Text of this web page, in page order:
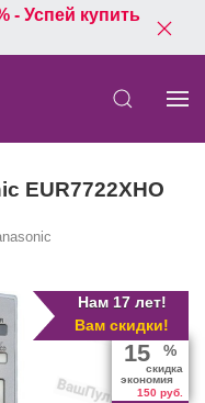
- Успей купить
EUR7722XHO
Нам 17 лет!
Вам скидки!
15 %
скидка
экономия
150 руб.